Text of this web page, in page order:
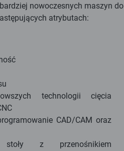
nowoczesnych maszyn do
atrybutach:
technologii cięcia
CAD/CAM oraz
stoły z przenośnikiem